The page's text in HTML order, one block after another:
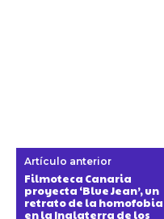
Artículo anterior
Filmoteca Canaria
proyecta ‘Blue Jean’, un
retrato de la homofobia
en la Inglaterra de los